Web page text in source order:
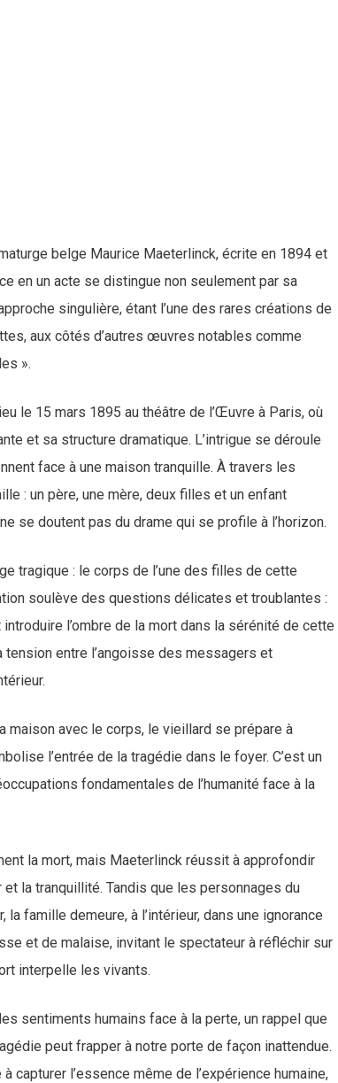
belge Maurice Maeterlinck, écrite en 1894 et
en un acte se distingue non seulement par sa
singulière, étant l’une des rares créations de
aux côtés d’autres œuvres notables comme
».
le 15 mars 1895 au théâtre de l’Œuvre à Paris, où
et sa structure dramatique. L’intrigue se déroule
face à une maison tranquille. À travers les
: un père, une mère, deux filles et un enfant
se doutent pas du drame qui se profile à l’horizon.
tragique : le corps de l’une des filles de cette
soulève des questions délicates et troublantes :
l’ombre de la mort dans la sérénité de cette
entre l’angoisse des messagers et
maison avec le corps, le vieillard se prépare à
l’entrée de la tragédie dans le foyer. C’est un
fondamentales de l’humanité face à la
la mort, mais Maeterlinck réussit à approfondir
la tranquillité. Tandis que les personnages du
famille demeure, à l’intérieur, dans une ignorance
et de malaise, invitant le spectateur à réfléchir sur
interpelle les vivants.
sentiments humains face à la perte, un rappel que
peut frapper à notre porte de façon inattendue.
capturer l’essence même de l’expérience humaine,